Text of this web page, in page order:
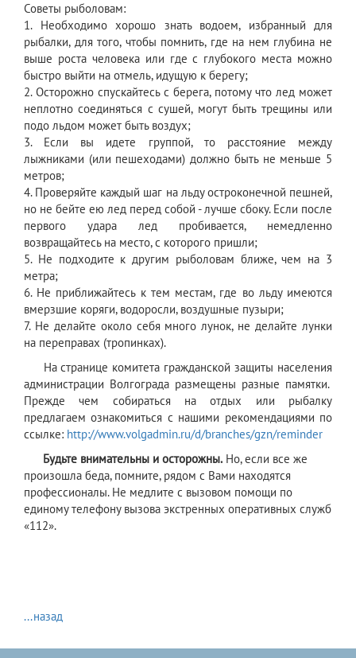
Советы рыболовам:
1. Необходимо хорошо знать водоем, избранный для
рыбалки, для того, чтобы помнить, где на нем глубина не
выше роста человека или где с глубокого места можно
быстро выйти на отмель, идущую к берегу;
2. Осторожно спускайтесь с берега, потому что лед может
неплотно соединяться с сушей, могут быть трещины или
подо льдом может быть воздух;
3. Если вы идете группой, то расстояние между
лыжниками (или пешеходами) должно быть не меньше 5
метров;
4. Проверяйте каждый шаг на льду остроконечной пешней,
но не бейте ею лед перед собой - лучше сбоку. Если после
первого удара лед пробивается, немедленно
возвращайтесь на место, с которого пришли;
5. Не подходите к другим рыболовам ближе, чем на 3
метра;
6. Не приближайтесь к тем местам, где во льду имеются
вмерзшие коряги, водоросли, воздушные пузыри;
7. Не делайте около себя много лунок, не делайте лунки
на переправах (тропинках).
На странице комитета гражданской защиты населения
администрации Волгограда размещены разные памятки.
Прежде чем собираться на отдых или рыбалку
предлагаем ознакомиться с нашими рекомендациями по
ссылке: http://www.volgadmin.ru/d/branches/gzn/reminder
Будьте внимательны и осторожны. Но, если все же
произошла беда, помните, рядом с Вами находятся
профессионалы. Не медлите с вызовом помощи по
единому телефону вызова экстренных оперативных служб
«112».
...назад